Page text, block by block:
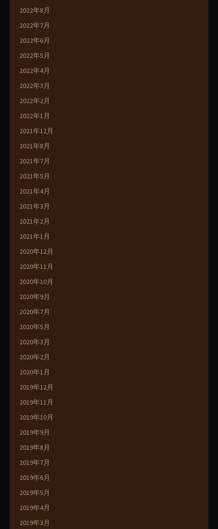
2022年8月
2022年7月
2022年6月
2022年5月
2022年4月
2022年3月
2022年2月
2022年1月
2021年12月
2021年8月
2021年7月
2021年5月
2021年4月
2021年3月
2021年2月
2021年1月
2020年12月
2020年11月
2020年10月
2020年9月
2020年7月
2020年5月
2020年3月
2020年2月
2020年1月
2019年12月
2019年11月
2019年10月
2019年9月
2019年8月
2019年7月
2019年6月
2019年5月
2019年4月
2019年3月